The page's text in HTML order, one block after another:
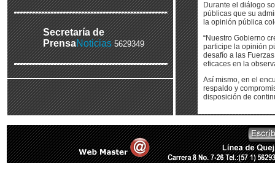
Secretaría de
PrensaNoticias 5629349
Durante el diálogo
públicas que su
la opinión pública
“Nuestro Gobierno
participe la opinión
desafío a las
eficaces en la
Así mismo, en el
respaldo y
disposición de